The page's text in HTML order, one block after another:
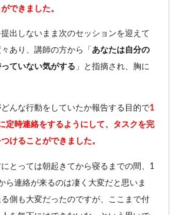
できました。
出しないまま次のセッションを迎えて
あり、講師の方から「あなたは自分の
ていない気がする 」と指摘され、胸に
んな行動をしていたか報告する目的で1
定時連絡をするようにして、タスクを完
けることができました。
とっては朝起きてから寝るまでの間、1
ら連絡が来るのは凄く大変だと思いま
側も大変だったのですが、ここまで付